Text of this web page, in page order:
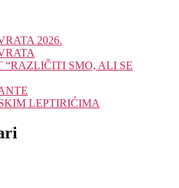
2026.
“RAZLIČITI SMO, ALI SE
LEPTIRIĆIMA